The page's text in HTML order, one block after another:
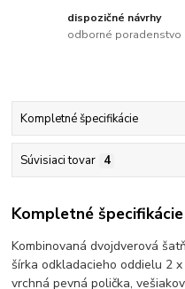
dispozičné návrhy
odborné poradenstvo
Kompletné špecifikácie
Súvisiaci tovar 4
Kompletné špecifikácie
Kombinovaná dvojdverová
šírka odkladacieho oddielu 2
vrchná pevná polička,